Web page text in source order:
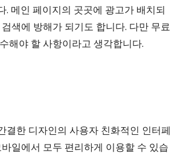
. 메인 페이지의 곳곳에 광고가 배치되
색에 방해가 되기도 합니다. 다만 무료
해야 할 사항이라고 생각합니다.
결한 디자인의 사용자 친화적인 인터페
일에서 모두 편리하게 이용할 수 있습